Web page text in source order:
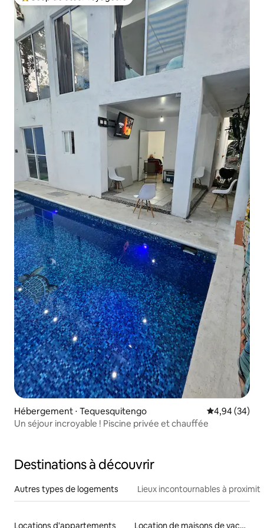
Coups de cœur voyageurs les plus appréciés
Hébergement ⋅ Tequesquitengo Évaluation
4,94 (34)
Un séjour incroyable ! Piscine privée et chauffée
Destinations à découvrir
Autres types de logements Lieux incontournables à
Locations d'appartements Location de maisons de vacances